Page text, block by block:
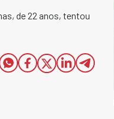
de 22 anos, tentou